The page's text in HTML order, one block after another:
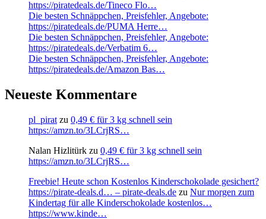
https://piratedeals.de/Tineco Flo…
Die besten Schnäppchen, Preisfehler, Angebote:
https://piratedeals.de/PUMA Herre…
Die besten Schnäppchen, Preisfehler, Angebote:
https://piratedeals.de/Verbatim 6…
Die besten Schnäppchen, Preisfehler, Angebote:
https://piratedeals.de/Amazon Bas…
Neueste Kommentare
pl_pirat zu 0,49 € für 3 kg schnell sein
https://amzn.to/3LCrjRS…
Nalan Hizlitürk zu 0,49 € für 3 kg schnell sein
https://amzn.to/3LCrjRS…
Freebie! Heute schon Kostenlos Kinderschokolade gesichert?
https://pirate-deals.d… – pirate-deals.de zu Nur morgen zum
Kindertag für alle Kinderschokolade kostenlos…
https://www.kinde…